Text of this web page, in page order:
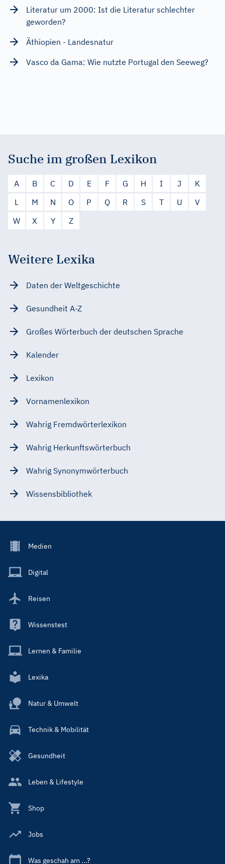
Literatur um 2000: Ist die Literatur schlechter
geworden?
Äthiopien - Landesnatur
Vasco da Gama: Wie nutzte Portugal den Seeweg?
Suche im großen Lexikon
A B C D E F G H I J
K
L
M N O P Q R S T U
V
W
X Y Z
Weitere Lexika
Daten der Weltgeschichte
Gesundheit A-Z
Großes Wörterbuch der deutschen Sprache
Kalender
Lexikon
Vornamenlexikon
Wahrig Fremdwörterlexikon
Wahrig Herkunftswörterbuch
Wahrig Synonymwörterbuch
Wissensbibliothek
Footer
Main
Medien
Digital
Reisen
Wissenstest
Lernen & Familie
Lexika
Natur & Umwelt
Technik & Mobilität
Gesundheit
Leben & Lifestyle
Shop
Jobs
Was geschah am ...?